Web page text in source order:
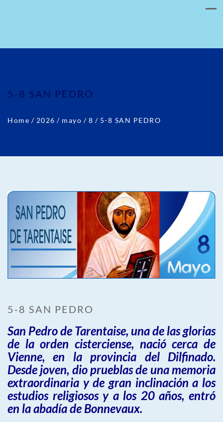
5-8 SAN PEDRO
Home / 2026 / mayo / 8 / 5-8 SAN PEDRO
5-8 SAN PEDRO
San Pedro de Tarentaise, una de las glorias
de la orden cisterciense, nació cerca de
Vienne, en la provincia del Dilfinado.
Desde joven, dio prueblas de una memoria
extraordinaria y de gran inclinación a los
estudios religiosos y a los 20 años, entró
en la abadía de Bonnevaux.